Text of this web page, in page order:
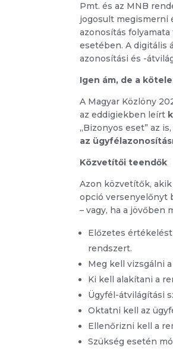
Pmt. és az MNB
jogosult megismerni
azonosítás
esetében. A digitális
azonosítási és -
Igen ám, de a
A Magyar Közlöny
az eddigiekben leírt
„Bizonyos eset” az is,
az
Közvetítői teendők
Azon közvetítők,
opció versenyelőnyt
– vagy, ha a jövőben
Előzetes
rendszert.
Meg kell vizsgálni
Ki kell alakítani a
Ügyfél-átvilágítási
Oktatni kell az
Ellenőrizni kell a
Szükség esetén